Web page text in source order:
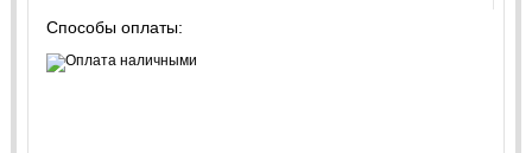
Способы оплаты: